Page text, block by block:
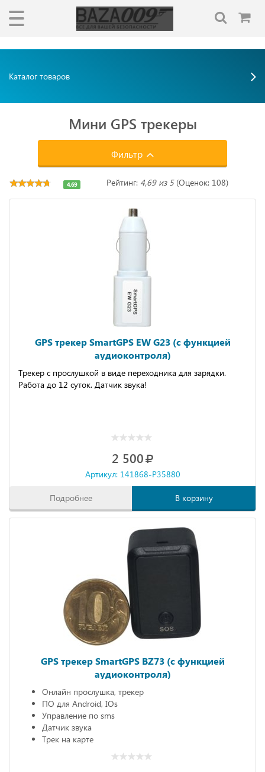
Каталог товаров
Мини GPS трекеры
Фильтр
GPS трекер SmartGPS EW G23 (с функцией
аудиоконтроля)
Трекер с прослушкой в виде переходника для зарядки.
Работа до 12 суток. Датчик звука!
2 500
Артикул: 141868-P35880
Подробнее В корзину
GPS трекер SmartGPS BZ73 (с функцией
аудиоконтроля)
Онлайн прослушка, трекер
ПО для Android, IOs
Управление по sms
Датчик звука
Трек на карте
4.69 Рейтинг: 4,69 из 5(Оценок: 108)